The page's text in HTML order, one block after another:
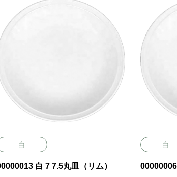
白
白 7 7.5丸皿（リム）
白